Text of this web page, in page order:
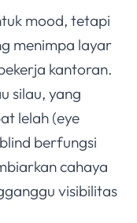
mood, tetapi
menimpa layar
kantoran.
silau, yang
lelah (eye
berfungsi
cahaya
visibilitas